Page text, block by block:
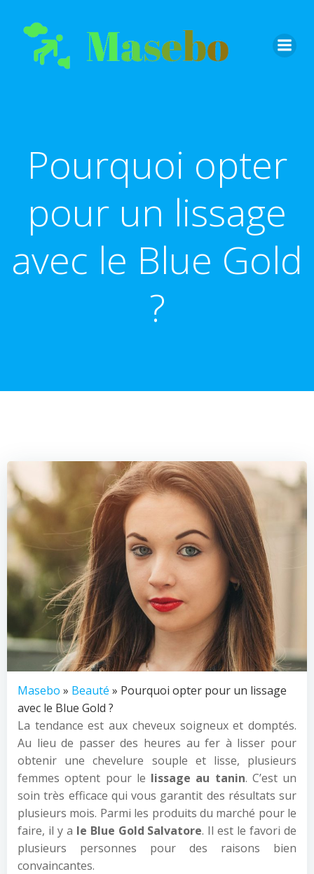
contenu
Pourquoi opter
pour un lissage
avec le Blue Gold
?
Masebo » Beauté » Pourquoi opter pour un lissage
avec le Blue Gold ?
La tendance est aux cheveux soigneux et domptés.
Au lieu de passer des heures au fer à lisser pour
obtenir une chevelure souple et lisse, plusieurs
femmes optent pour le lissage au tanin. C’est un
soin très efficace qui vous garantit des résultats sur
plusieurs mois. Parmi les produits du marché pour le
faire, il y a le Blue Gold Salvatore. Il est le favori de
plusieurs personnes pour des raisons bien
convaincantes.